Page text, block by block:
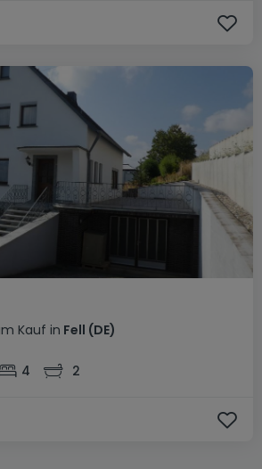
Kauf in Fell (DE)
4 2